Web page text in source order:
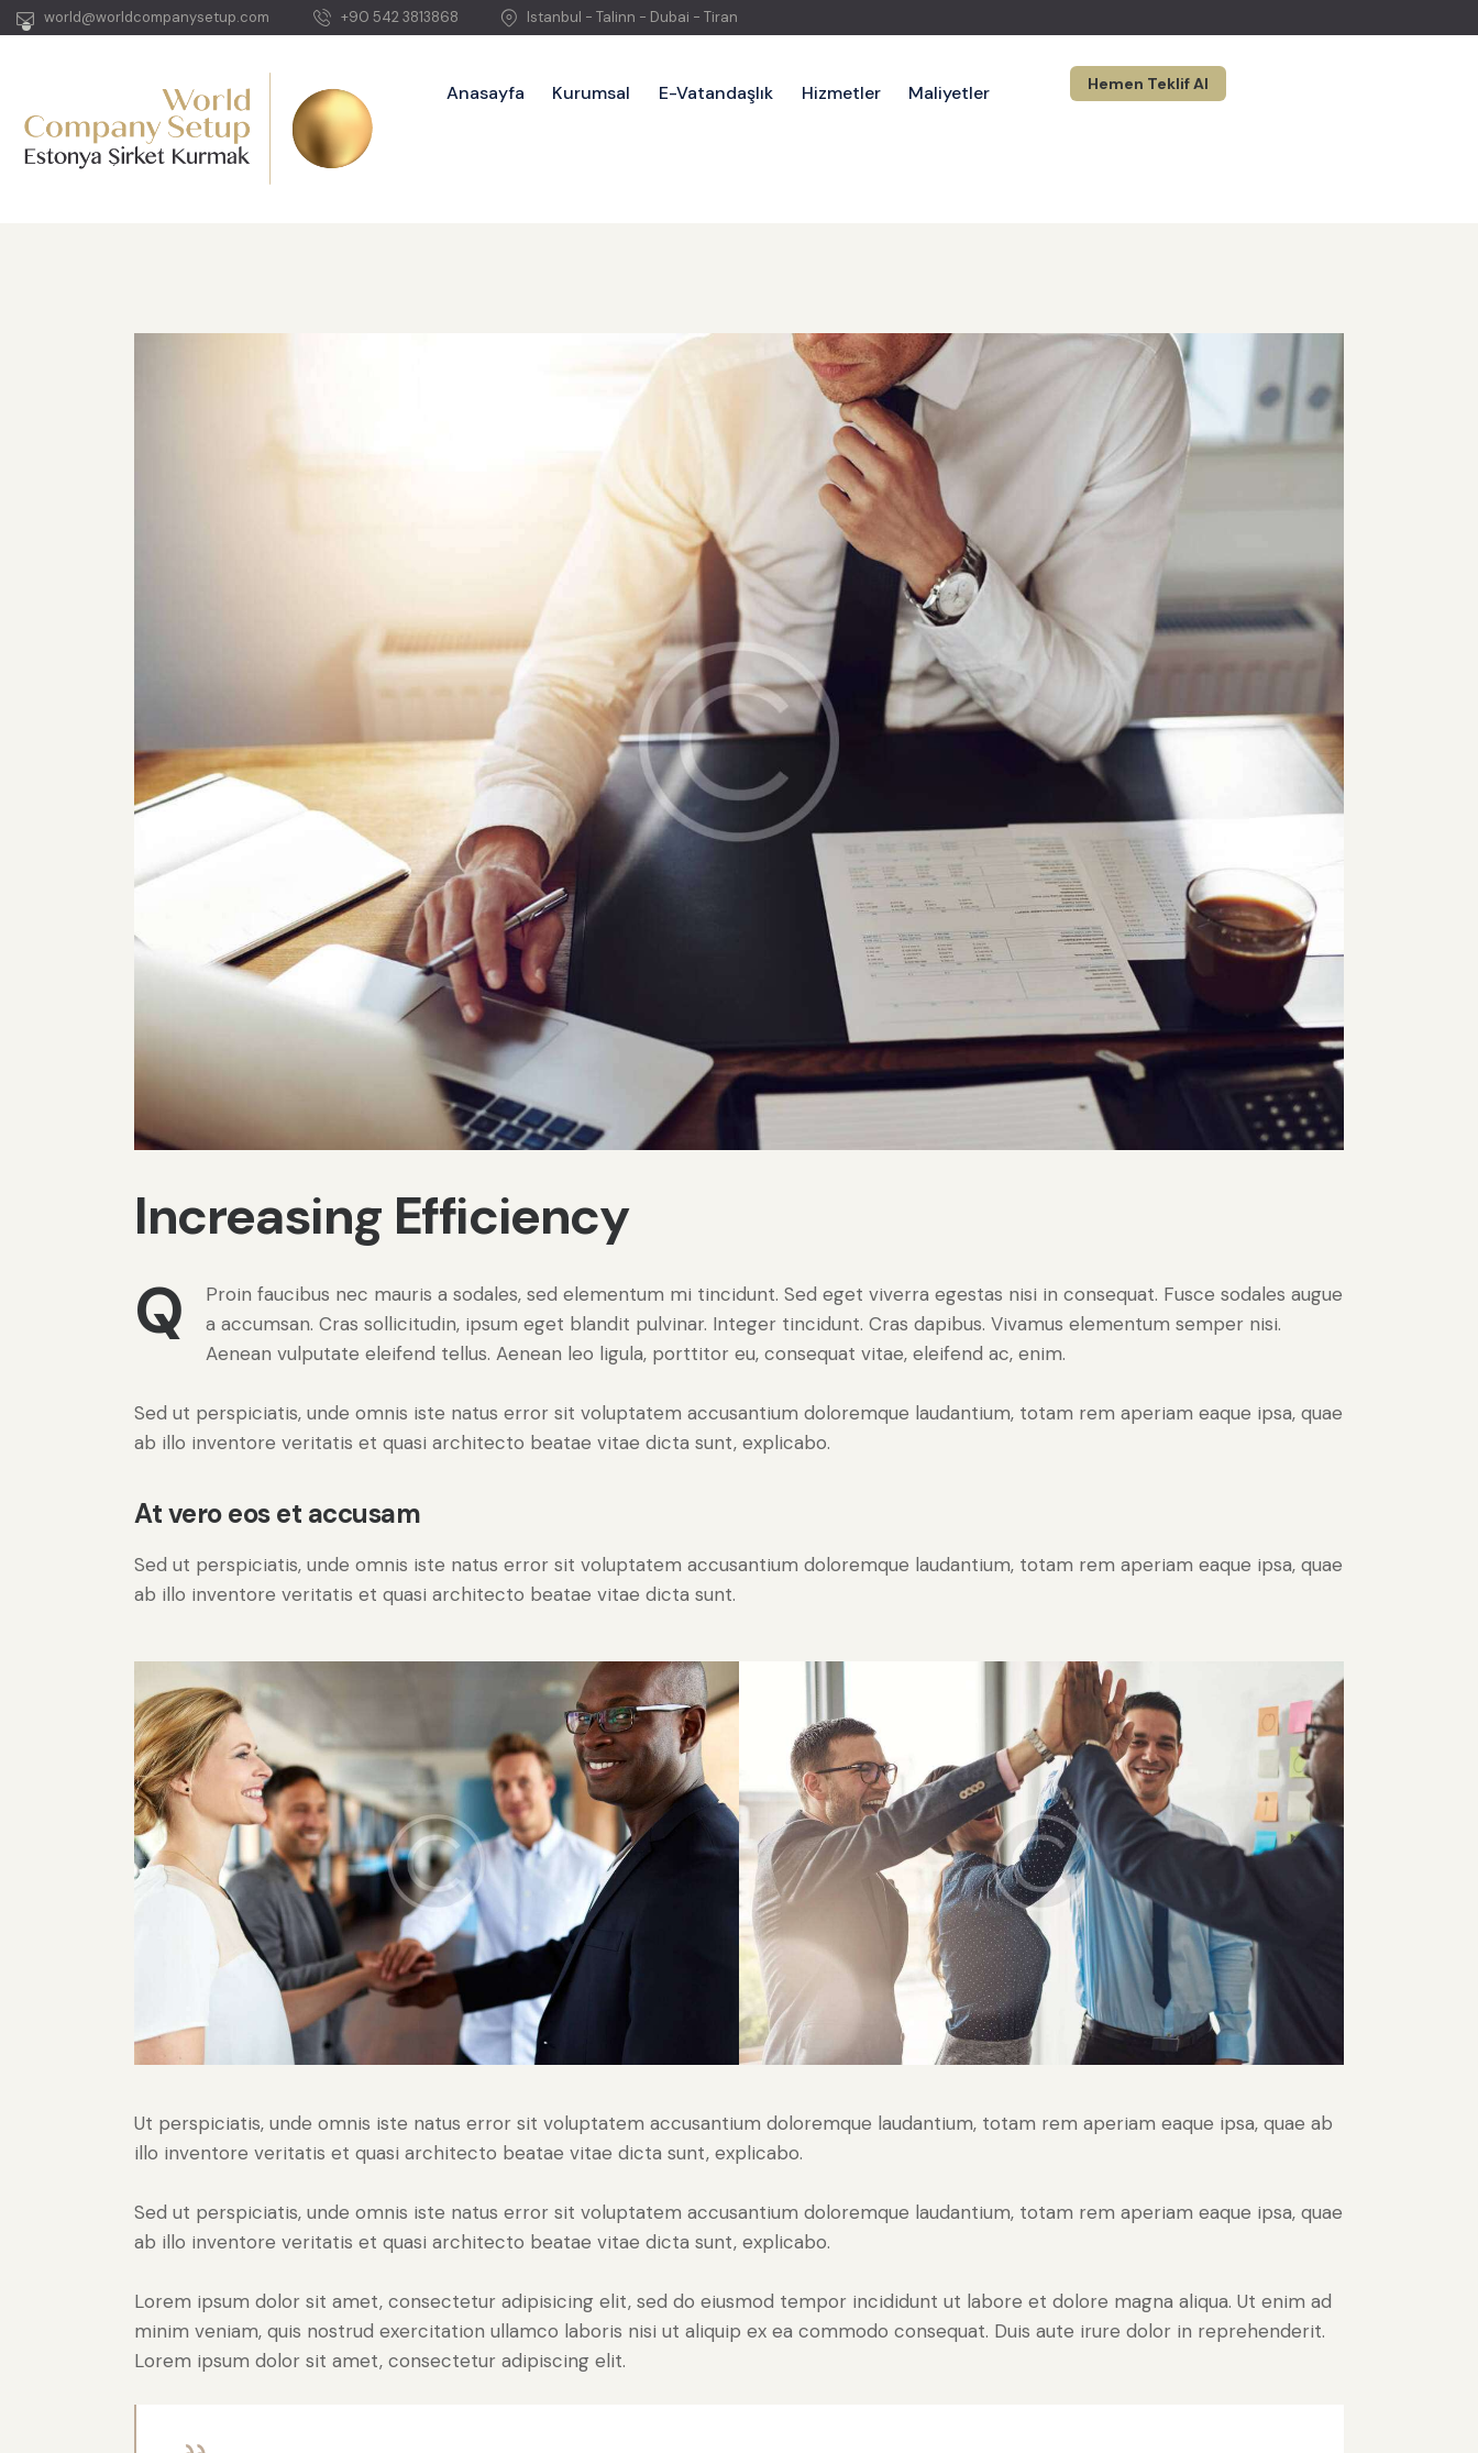
world@worldcompanysetup.com +90 542 3813868 Istanbul - Talinn - Dubai - Tiran
Anasayfa Kurumsal E-Vatandaşlık Hizmetler Maliyetler Hemen Teklif Al
Increasing Efficiency
Q
Proin faucibus nec mauris a sodales, sed elementum mi tincidunt. Sed eget viverra egestas nisi in consequat. Fusce sodales augue
a accumsan. Cras sollicitudin, ipsum eget blandit pulvinar. Integer tincidunt. Cras dapibus. Vivamus elementum semper nisi.
Aenean vulputate eleifend tellus. Aenean leo ligula, porttitor eu, consequat vitae, eleifend ac, enim.
Sed ut perspiciatis, unde omnis iste natus error sit voluptatem accusantium doloremque laudantium, totam rem aperiam eaque ipsa, quae
ab illo inventore veritatis et quasi architecto beatae vitae dicta sunt, explicabo.
At vero eos et accusam
Sed ut perspiciatis, unde omnis iste natus error sit voluptatem accusantium doloremque laudantium, totam rem aperiam eaque ipsa, quae
ab illo inventore veritatis et quasi architecto beatae vitae dicta sunt.
Ut perspiciatis, unde omnis iste natus error sit voluptatem accusantium doloremque laudantium, totam rem aperiam eaque ipsa, quae ab
illo inventore veritatis et quasi architecto beatae vitae dicta sunt, explicabo.
Sed ut perspiciatis, unde omnis iste natus error sit voluptatem accusantium doloremque laudantium, totam rem aperiam eaque ipsa, quae
ab illo inventore veritatis et quasi architecto beatae vitae dicta sunt, explicabo.
Lorem ipsum dolor sit amet, consectetur adipisicing elit, sed do eiusmod tempor incididunt ut labore et dolore magna aliqua. Ut enim ad
minim veniam, quis nostrud exercitation ullamco laboris nisi ut aliquip ex ea commodo consequat. Duis aute irure dolor in reprehenderit.
Lorem ipsum dolor sit amet, consectetur adipiscing elit.